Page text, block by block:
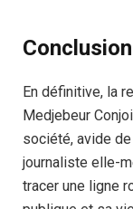
Conclusion
En définitive, la
Medjebeur
société, avide
journaliste elle-
tracer une ligne